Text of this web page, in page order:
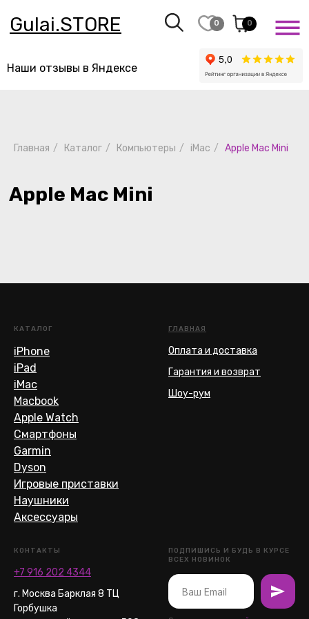
0
Gulai.STORE
Наши отзывы в Яндексе
Главная / Каталог / Компьютеры / iMac / Apple Mac Mini
Apple Mac Mini
КАТАЛОГ
iPhone
iPad
iMac
Macbook
Apple Watch
Смартфоны
Garmin
Dyson
Игровые приставки
Наушники
Аксессуары
ГЛАВНАЯ
Оплата и доставка
Гарантия и возврат
Шоу-рум
КОНТАКТЫ
+7 916 202 4344
г. Москва Барклая 8 ТЦ
Горбушка
ПОДПИШИСЬ И БУДЬ В КУРСЕ
ВСЕХ НОВИНОК